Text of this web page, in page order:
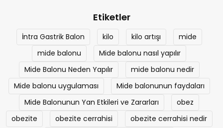
Etiketler
İntra Gastrik Balon kilo kilo artışı
mide
mide balonu
Mide balonu nasıl yapılır
Mide Balonu Neden Yapılır
mide balonu nedir
Mide balonu uygulaması
Mide balonunun faydaları
Mide Balonunun Yan Etkileri ve Zararları
obez
obezite
obezite cerrahisi
obezite cerrahisi nedir